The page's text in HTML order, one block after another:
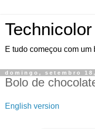
E tudo começou com um
domingo, setembro 18,
Bolo de
English version